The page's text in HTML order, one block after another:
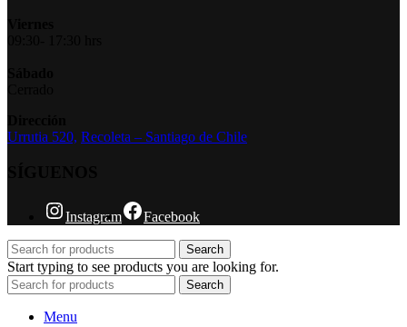
Urrutia 520, Recoleta – Santiago de Chile
Instagram Facebook
Search
Start typing to see products you are looking for.
Search
Menu